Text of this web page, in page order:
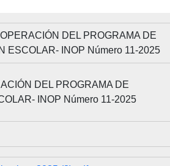
DEL PROGRAMA DE
ESCOLAR- INOP Número 11-2025
DEL PROGRAMA DE
INOP Número 11-2025